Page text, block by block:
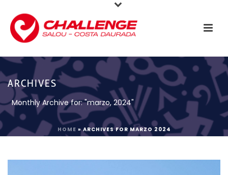
ARCHIVES
Monthly Archive for: "marzo, 2024"
HOME »ARCHIVES FOR MARZO 2024